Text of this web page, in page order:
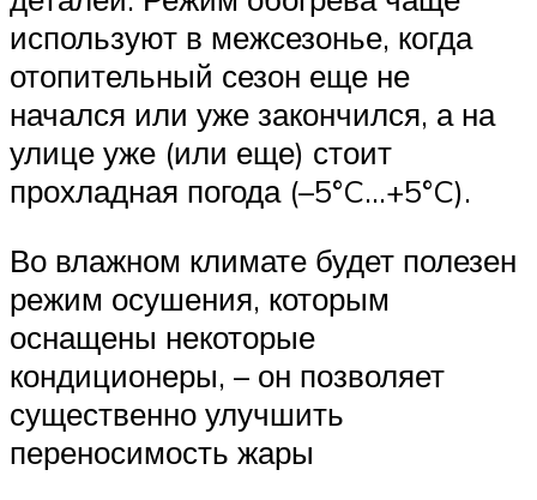
используют в межсезонье, когда
отопительный сезон еще не
начался или уже закончился, а на
улице уже (или еще) стоит
прохладная погода (–5°C…+5°C).
Во влажном климате будет полезен
режим осушения, которым
оснащены некоторые
кондиционеры, – он позволяет
существенно улучшить
переносимость жары